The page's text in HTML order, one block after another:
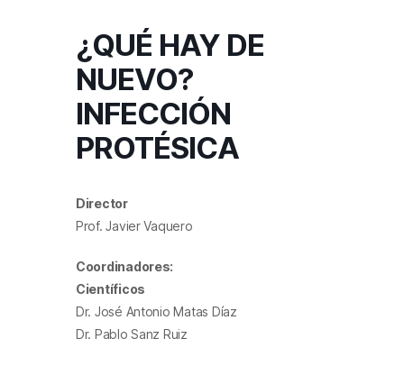
¿QUÉ HAY DE
NUEVO?
INFECCIÓN
PROTÉSICA
Director
Prof. Javier Vaquero
Coordinadores:
Científicos
Dr. José Antonio Matas Díaz
Dr. Pablo Sanz Ruiz